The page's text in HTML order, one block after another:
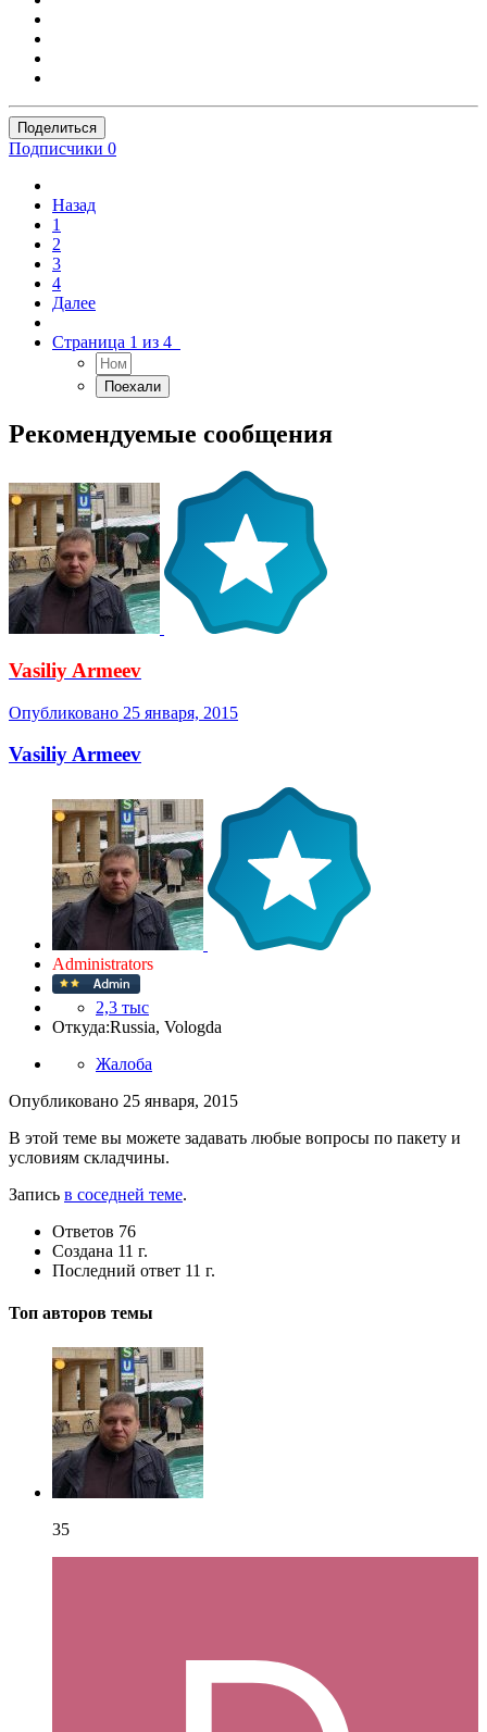
Поделиться
Подписчики 0
Назад
1
2
3
4
Далее
Страница 1 из 4
Рекомендуемые сообщения
Vasiliy Armeev
Опубликовано 25 января, 2015
Vasiliy Armeev
Administrators
2,3 тыс
Откуда:Russia, Vologda
Жалоба
Опубликовано 25 января, 2015
В этой теме вы можете задавать любые вопросы по пакету и
условиям складчины.
Запись в соседней теме.
Ответов 76
Создана 11 г.
Последний ответ 11 г.
Топ авторов темы
35